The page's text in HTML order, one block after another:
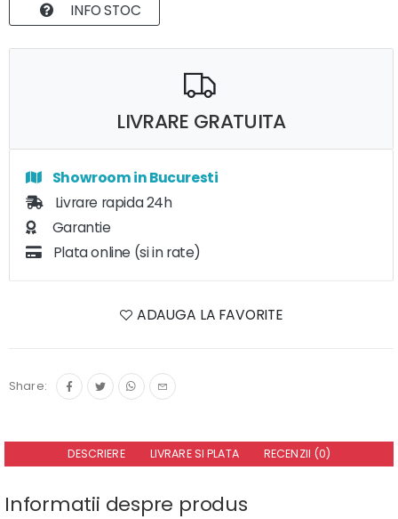
INFO STOC
LIVRARE GRATUITA
Showroom in Bucuresti
Livrare rapida 24h
Garantie
Plata online (si in rate)
ADAUGA LA FAVORITE
Share:
DESCRIERE LIVRARE SI PLATA RECENZII (0)
Informatii despre produs